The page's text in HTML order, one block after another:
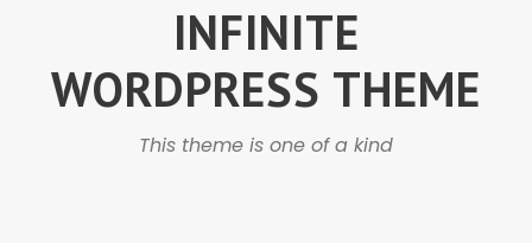
INFINITE
WORDPRESS THEME
This theme is one of a kind